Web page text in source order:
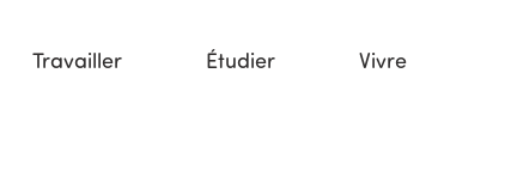
Travailler Étudier Vivre